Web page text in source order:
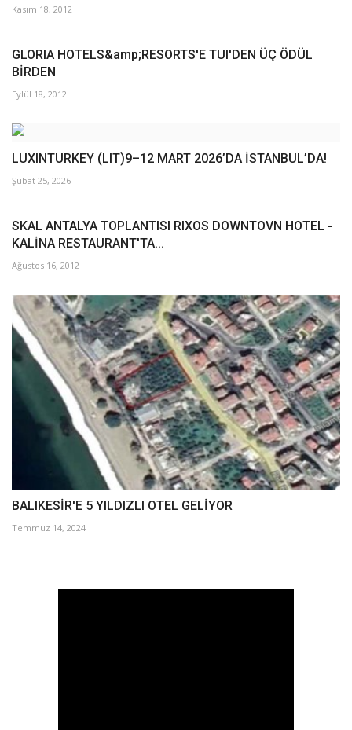
Kasım 18, 2012
GLORIA HOTELS&amp;RESORTS'E TUI'DEN ÜÇ ÖDÜL
BİRDEN
Eylül 18, 2012
LUXINTURKEY (LIT)9–12 MART 2026’DA İSTANBUL’DA!
Şubat 25, 2026
SKAL ANTALYA TOPLANTISI RIXOS DOWNTOVN HOTEL -
KALİNA RESTAURANT'TA...
Ağustos 16, 2012
BALIKESİR'E 5 YILDIZLI OTEL GELİYOR
Temmuz 14, 2024